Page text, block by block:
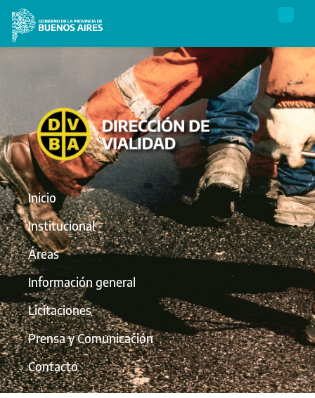
Inicio
Institucional
Áreas
Información general
Licitaciones
Prensa y Comunicación
Contacto